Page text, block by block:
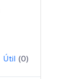
Útil (0)